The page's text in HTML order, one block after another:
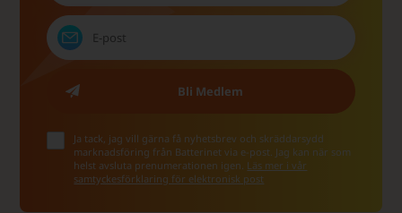
Ja tack, jag vill gärna få nyhetsbrev och skräddarsydd
marknadsföring från Batterinet via e-post. Jag kan när som
helst avsluta prenumerationen igen. Läs mer i vår
samtyckesförklaring för elektronisk post